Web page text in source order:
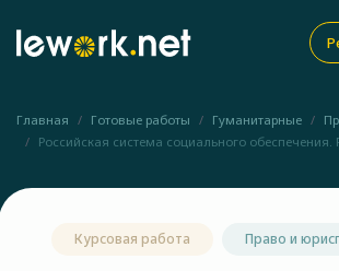
Главная Готовые работы Гуманитарные
Российская система социального обеспечения.
Курсовая работа Право и